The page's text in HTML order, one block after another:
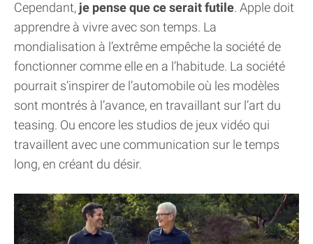
Cependant, je pense que ce serait futile. Apple doit
apprendre à vivre avec son temps. La
mondialisation à l’extrême empêche la société de
fonctionner comme elle en a l’habitude. La société
pourrait s’inspirer de l’automobile où les modèles
sont montrés à l’avance, en travaillant sur l’art du
teasing. Ou encore les studios de jeux vidéo qui
travaillent avec une communication sur le temps
long, en créant du désir.